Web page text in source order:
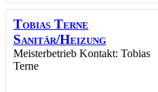
Tobias Terne
Sanitär/Heizung
Meisterbetrieb Kontakt: Tobias
Terne